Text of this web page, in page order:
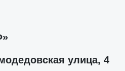
улица, 4